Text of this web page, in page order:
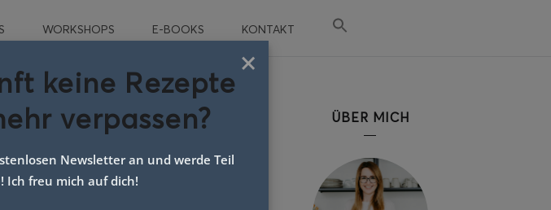
WORKSHOPS E-BOOKS KONTAKT
mit kürbis ÜBER MICH
×
keine Rezepte
verpassen?
Newsletter an und werde Teil
Ich freu mich auf dich!